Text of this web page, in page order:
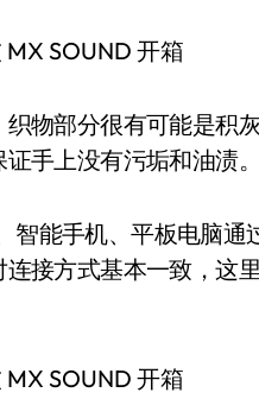
物部分很有可能是积
手上没有污垢和油渍。
智能手机、平板电脑通
接方式基本一致，这